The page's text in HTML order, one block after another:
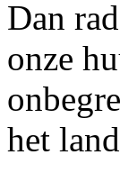
Dan
onze
het